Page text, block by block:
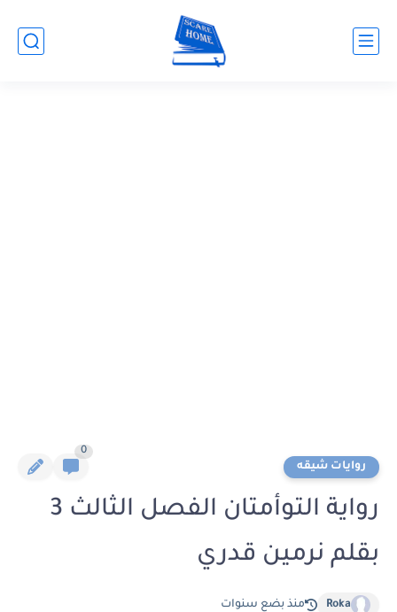
روايات شيقه
0
رواية التوأمتان الفصل الثالث 3
بقلم نرمين قدري
Roka منذ بضع سنوات